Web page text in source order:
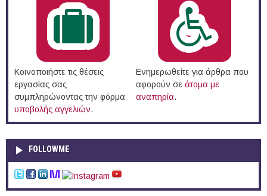
Κοινοποιήστε τις θέσεις
εργασίας σας
συμπληρώνοντας την φόρμα
υποβολής αγγελιών.
Ενημερωθείτε για άρθρα που
αφορούν σε άτομα με
αναπηρία.
FOLLOWME